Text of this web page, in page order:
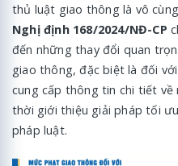
thủ luật giao thông là vô
Nghị định 168/2024/NĐ-CP
đến những thay đổi quan
giao thông, đặc biệt là đối
cung cấp thông tin chi tiết
thời giới thiệu giải pháp tối
pháp luật.